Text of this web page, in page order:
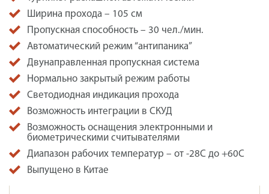
Ширина прохода – 105 см
Пропускная способность – 30 чел./мин.
Автоматический режим “антипаника”
Двунаправленная пропускная система
Нормально закрытый режим работы
Светодиодная индикация прохода
Возможность интеграции в СКУД
Возможность оснащения электронными и
биометрическими считывателями
Диапазон рабочих температур – от -28С до +60С
Выпущено в Китае